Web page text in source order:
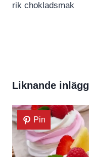
rik chokladsmak
Liknande inlägg
Pin